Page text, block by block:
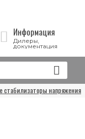
Информация
Дилеры,
документация
напряжения